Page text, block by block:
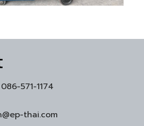
086-571-1174
thai.com